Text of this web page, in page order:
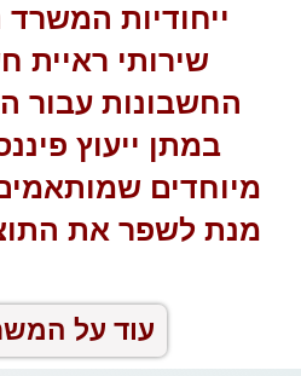
ייחודיות
שירותי ראיית
החשבונות עבור
במתן ייעוץ
מיוחדים
מנת לשפר את
עוד על